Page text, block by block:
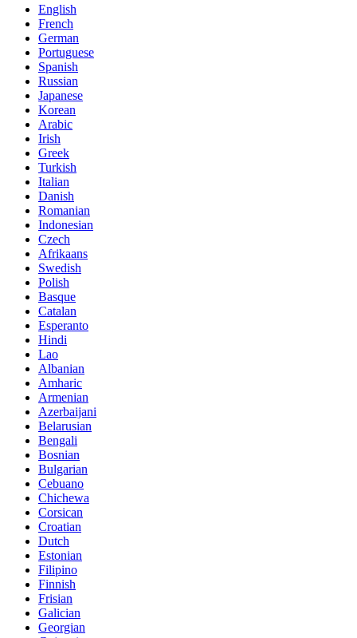
English
French
German
Portuguese
Spanish
Russian
Japanese
Korean
Arabic
Irish
Greek
Turkish
Italian
Danish
Romanian
Indonesian
Czech
Afrikaans
Swedish
Polish
Basque
Catalan
Esperanto
Hindi
Lao
Albanian
Amharic
Armenian
Azerbaijani
Belarusian
Bengali
Bosnian
Bulgarian
Cebuano
Chichewa
Corsican
Croatian
Dutch
Estonian
Filipino
Finnish
Frisian
Galician
Georgian